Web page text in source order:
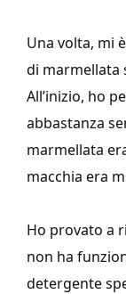
Una volta, mi
di marmellata
All’inizio, ho
abbastanza
marmellata
macchia era
Ho provato a
non ha
detergente